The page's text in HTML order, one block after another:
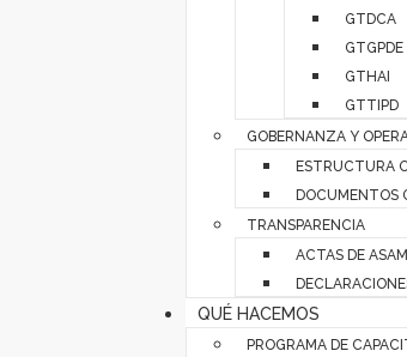
GTDCA
GTGPDE
GTHAI
GTTIPD
GOBERNANZA Y
ESTRUCTURA
DOCUMENTOS
TRANSPARENCIA
ACTAS DE
QUÉ HACEMOS
PROGRAMA DE